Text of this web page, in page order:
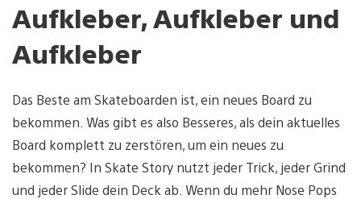
Aufkleber, Aufkleber und
Aufkleber
Das Beste am Skateboarden ist, ein neues Board zu
bekommen. Was gibt es also Besseres, als dein aktuelles
Board komplett zu zerstören, um ein neues zu
bekommen? In Skate Story nutzt jeder Trick, jeder Grind
und jeder Slide dein Deck ab. Wenn du mehr Nose Pops